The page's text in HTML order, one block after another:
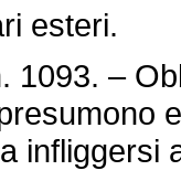
esteri.
–
infliggersi